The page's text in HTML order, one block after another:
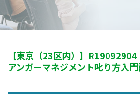
【東京（23区内）】 R19092904
アンガーマネジメント叱り方入